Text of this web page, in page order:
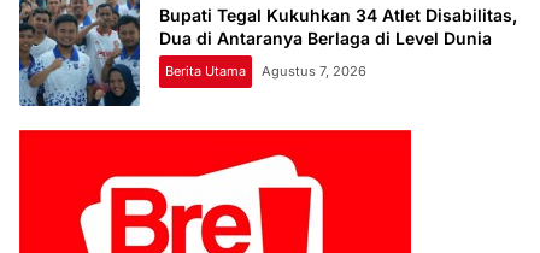
Bupati Tegal Kukuhkan 34 Atlet Disabilitas,
Dua di Antaranya Berlaga di Level Dunia
Berita Utama Agustus 7, 2026